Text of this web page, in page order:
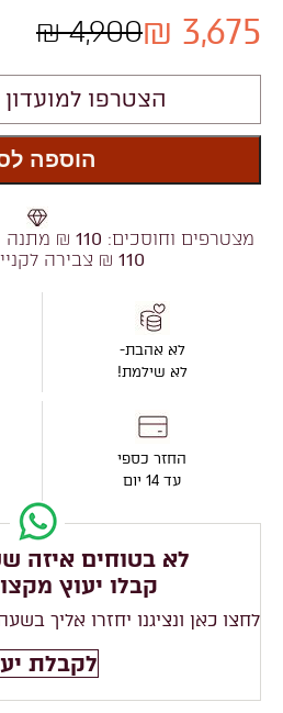
4,900 ₪ 3,675 ₪
הצטרפו למועדון
הוספה
מצטרפים וחוסכים: 110 ₪ מתנה
110 ₪ צבירה
לא אהבת-
לא שילמת!
החזר כספי
עד 14 יום
לא בטוחים איזה
קבלו יעוץ
לחצו כאן ונציגנו יחזרו אליך
לקבלת